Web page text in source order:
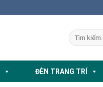
ĐÈN TRANG TRÍ